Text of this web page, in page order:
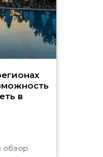
в
обзор